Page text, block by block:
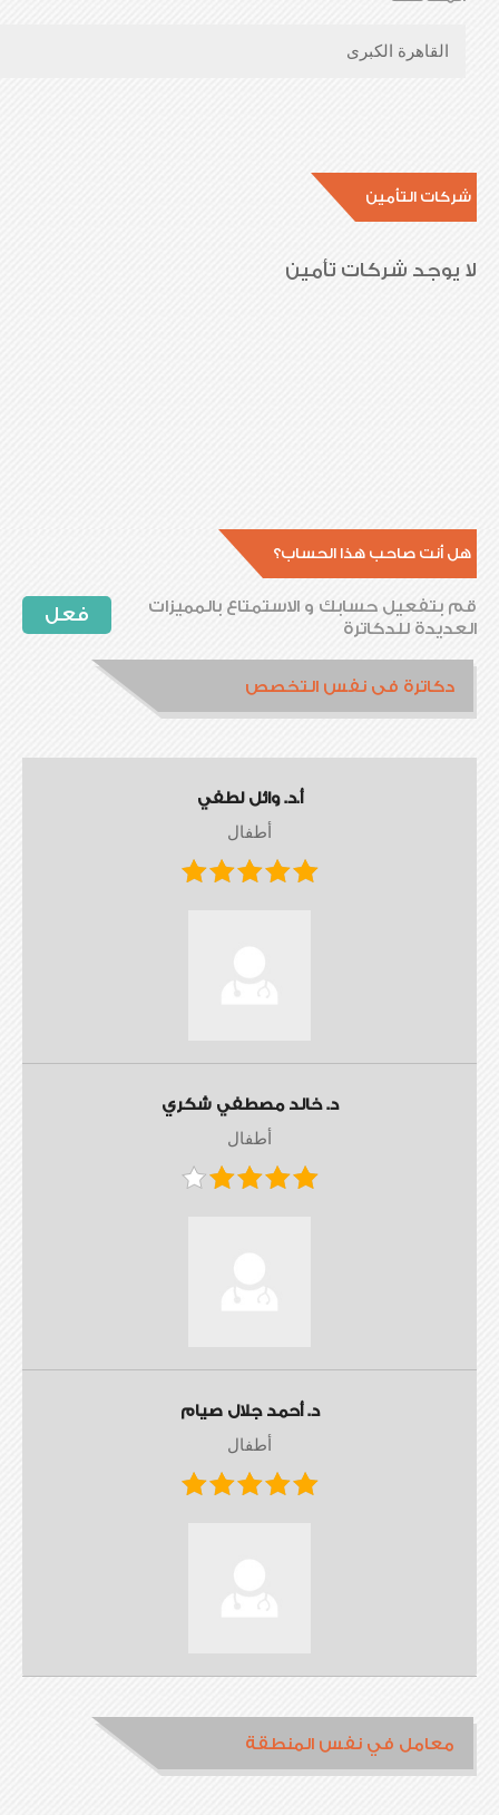
القاهرة الكبرى
شركات التأمين
لا يوجد شركات تأمين
هل أنت صاحب هذا الحساب؟
فعل
قم بتفعيل حسابك و الاستمتاع بالمميزات
العديدة للدكاترة
دكاترة فى نفس التخصص
أ.د. وائل لطفي
أطفال
د. خالد مصطفي شكري
أطفال
د. أحمد جلال صيام
أطفال
معامل في نفس المنطقة